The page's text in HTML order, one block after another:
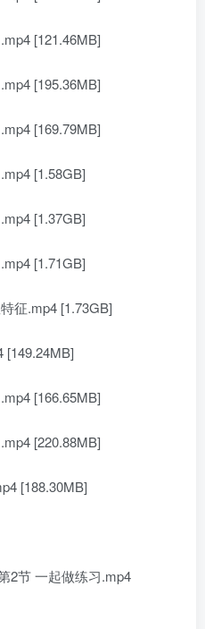
[121.46MB]
[195.36MB]
[169.79MB]
[1.58GB]
[1.37GB]
[1.71GB]
.mp4 [1.73GB]
[166.65MB]
[220.88MB]
[188.30MB]
节 一起做练习.mp4